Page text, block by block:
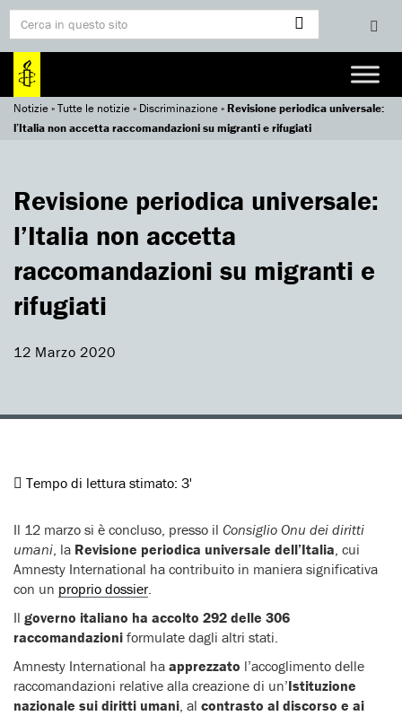
Notizie»Tutte le notizie» Discriminazione»Revisione periodica universale:
l’Italia non accetta raccomandazioni su migranti e rifugiati
Revisione periodica universale:
l’Italia non accetta
raccomandazioni su migranti e
rifugiati
12 Marzo 2020
Tempo di lettura stimato: 3'
Il 12 marzo si è concluso, presso il Consiglio Onu dei diritti
umani, la Revisione periodica universale dell’Italia, cui
Amnesty International ha contribuito in maniera significativa
con un proprio dossier.
Il governo italiano ha accolto 292 delle 306
raccomandazioni formulate dagli altri stati.
Amnesty International ha apprezzato l’accoglimento delle
raccomandazioni relative alla creazione di un’Istituzione
nazionale sui diritti umani, al contrasto al discorso e ai